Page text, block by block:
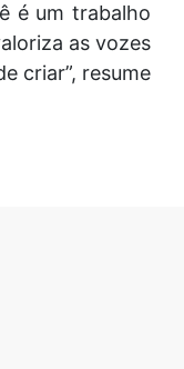
é um trabalho
as vozes
criar”, resume